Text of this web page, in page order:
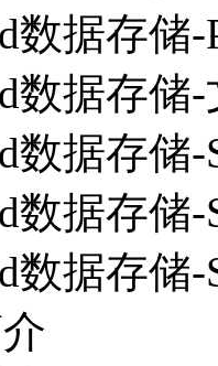
据存储-
数据存储
数据存储
数据存储
数据存储